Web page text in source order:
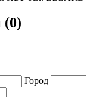
(0)
Город